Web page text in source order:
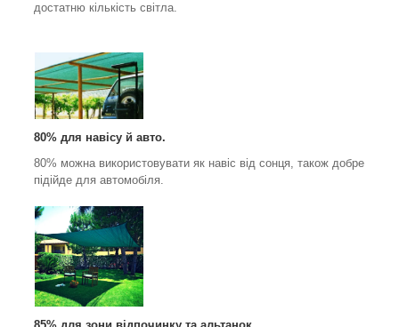
достатню кількість світла.
80% для навісу й авто.
80% можна використовувати як навіс від сонця, також добре
підійде для автомобіля.